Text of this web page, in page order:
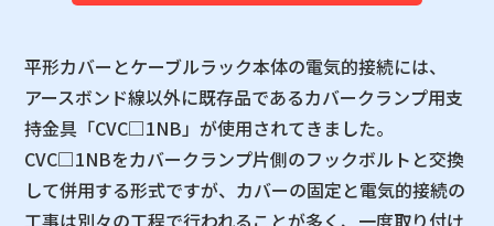
平形カバーとケーブルラック本体の電気的接続には、
アースボンド線以外に既存品であるカバークランプ用支
持金具「CVC□1NB」が使用されてきました。
CVC□1NBをカバークランプ片側のフックボルトと交換
して併用する形式ですが、カバーの固定と電気的接続の
工事は別々の工程で行われることが多く、一度取り付け